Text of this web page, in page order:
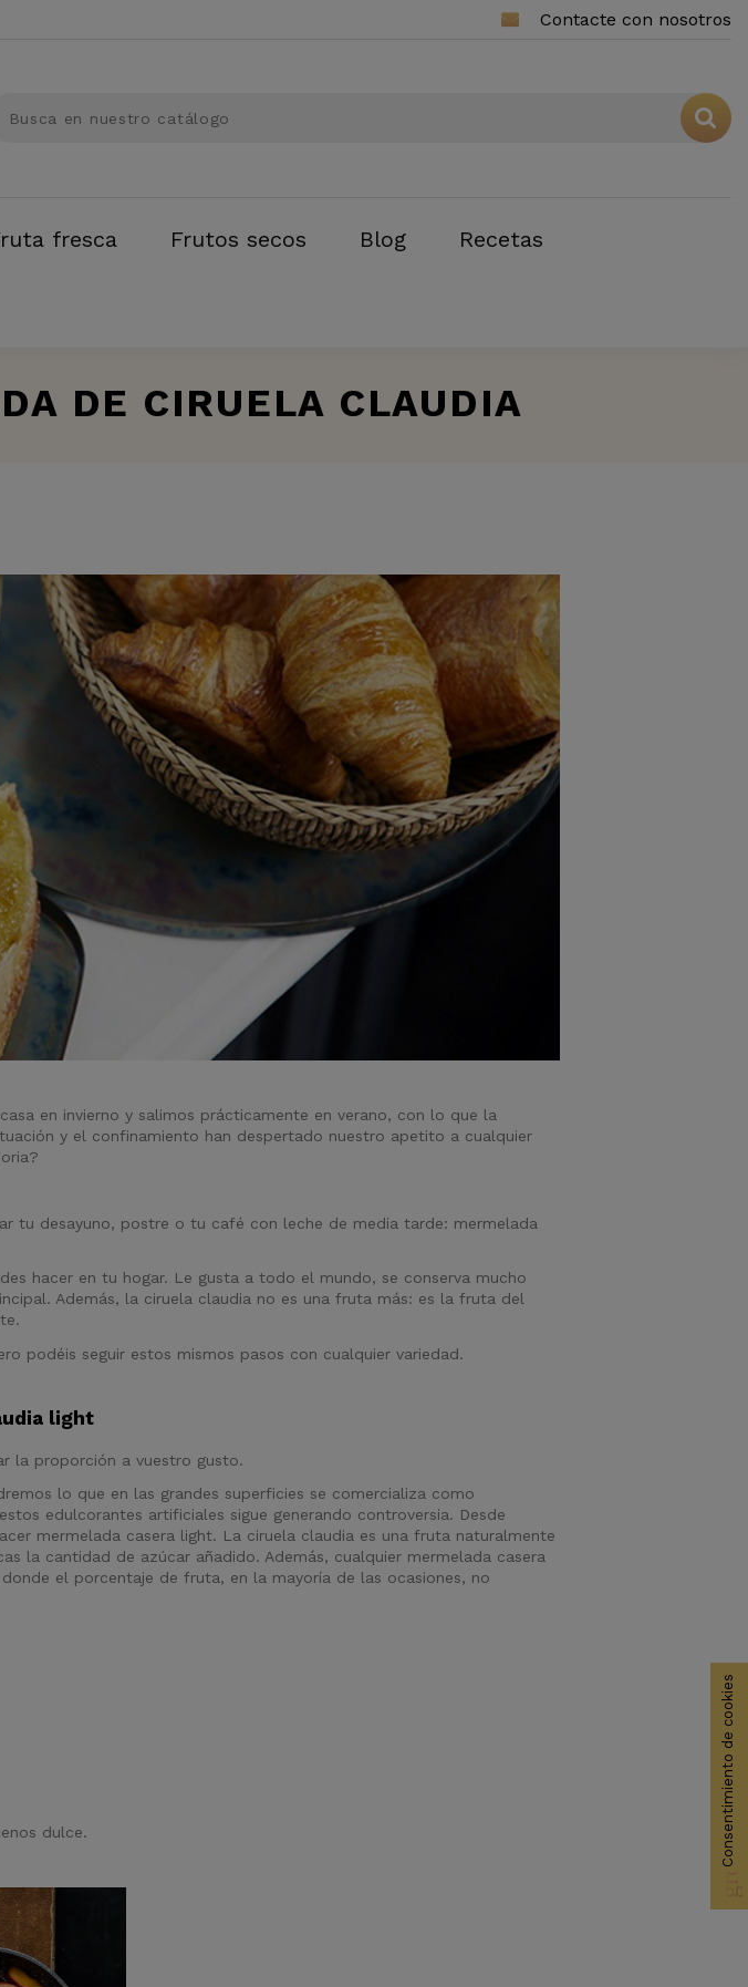
Contacte con nosotros
fresca Frutos secos Blog Recetas
DE CIRUELA CLAUDIA
en invierno y salimos prácticamente en verano, con lo que la
y el confinamiento han despertado nuestro apetito a cualquier
tu desayuno, postre o tu café con leche de media tarde: mermelada
hacer en tu hogar. Le gusta a todo el mundo, se conserva mucho
Además, la ciruela claudia no es una fruta más: es la fruta del
podéis seguir estos mismos pasos con cualquier variedad.
light
la proporción a vuestro gusto.
lo que en las grandes superficies se comercializa como
edulcorantes artificiales sigue generando controversia. Desde
mermelada casera light. La ciruela claudia es una fruta naturalmente
la cantidad de azúcar añadido. Además, cualquier mermelada casera
el porcentaje de fruta, en la mayoría de las ocasiones, no
dulce. group_work
Consentimiento de cookies